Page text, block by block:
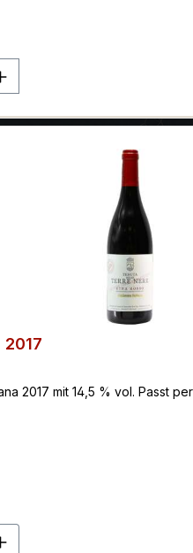
ein oder
2017 mit 14,5 % vol. Passt
ein oder